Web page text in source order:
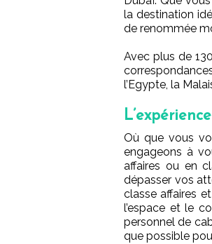
la destination
de renommée
Avec plus de
l’Egypte, la
Où que vous
engageons à
affaires ou en
dépasser vos
classe affaires
l’espace et le
personnel de
que possible